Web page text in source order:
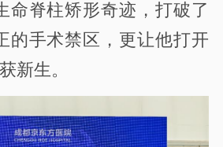
命脊柱矫形奇迹，打破了
的手术禁区，更让他打开
新生。